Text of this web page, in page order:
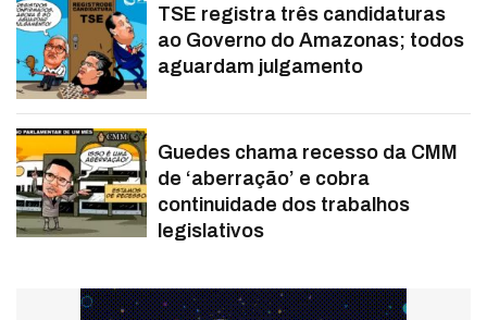
TSE registra três candidaturas
ao Governo do Amazonas; todos
aguardam julgamento
Guedes chama recesso da CMM
de ‘aberração’ e cobra
continuidade dos trabalhos
legislativos